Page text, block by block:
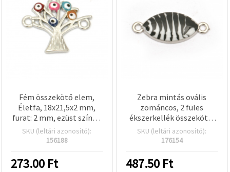
Fém összekötő elem,
Életfa, 18x21,5x2 mm,
furat: 2 mm, ezüst színű -
2 db
SKU (leltári azonosító):
156188
273.00 Ft
Zebra mintás ovális
zománcos, 2 füles
ékszerkellék összekötő,
fém, fekete–fehér,
26x11x3 mm, 2 mm-es
db
SKU (leltári azonosító):
176154
487.50 Ft